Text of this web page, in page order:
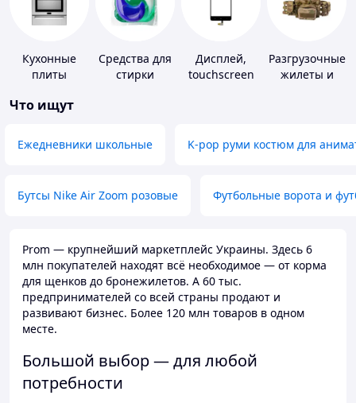
Кухонные
плиты
Средства для
стирки
Дисплей,
touchscreen
Разгрузочные
жилеты и
Что ищут
Ежедневники школьные K-pop руми костюм для
Бутсы Nike Air Zoom розовые Футбольные ворота и
Prom — крупнейший маркетплейс Украины. Здесь 6
млн покупателей находят всё необходимое — от корма
для щенков до бронежилетов. А 60 тыс.
предпринимателей со всей страны продают и
развивают бизнес. Более 120 млн товаров в одном
месте.
Большой выбор — для любой
потребности